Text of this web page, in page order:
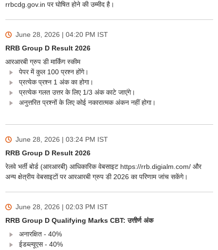
rrbcdg.gov.in पर घोषित होने की उम्मीद है।
June 28, 2026 | 04:20 PM IST
RRB Group D Result 2026
आरआरबी ग्रुप डी मार्किंग स्कीम
पेपर में कुल 100 प्रश्न होंगे।
प्रत्येक प्रश्न 1 अंक का होगा।
प्रत्येक गलत उत्तर के लिए 1/3 अंक काटे जाएंगे।
अनुत्तरित प्रश्नों के लिए कोई नकारात्मक अंकन नहीं होगा।
June 28, 2026 | 03:24 PM IST
RRB Group D Result 2026
रेलवे भर्ती बोर्ड (आरआरबी) आधिकारिक वेबसाइट https://rrb.digialm.com/ और
अन्य क्षेत्रीय वेबसाइटों पर आरआरबी ग्रुप डी 2026 का परिणाम जांच सकेंगे।
June 28, 2026 | 02:03 PM IST
RRB Group D Qualifying Marks CBT: उत्तीर्ण अंक
अनारक्षित - 40%
ईडब्ल्यूएस - 40%